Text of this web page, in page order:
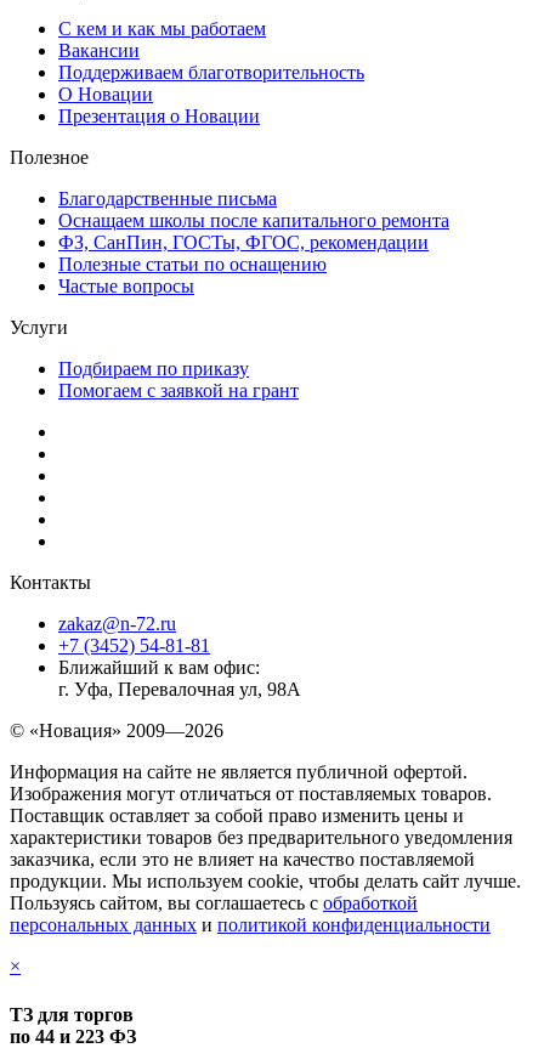
С кем и как мы работаем
Вакансии
Поддерживаем благотворительность
О Новации
Презентация о Новации
Полезное
Благодарственные письма
Оснащаем школы после капитального ремонта
ФЗ, СанПин, ГОСТы, ФГОС, рекомендации
Полезные статьи по оснащению
Частые вопросы
Услуги
Подбираем по приказу
Помогаем с заявкой на грант
Контакты
zakaz@n-72.ru
+7 (3452) 54-81-81
Ближайший к вам офис:
г. Уфа, Перевалочная ул, 98А
© «Новация» 2009—2026
Информация на сайте не является публичной офертой.
Изображения могут отличаться от поставляемых товаров.
Поставщик оставляет за собой право изменить цены и
характеристики товаров без предварительного уведомления
заказчика, если это не влияет на качество поставляемой
продукции. Мы используем cookie, чтобы делать сайт лучше.
Пользуясь сайтом, вы соглашаетесь с обработкой
персональных данных и политикой конфиденциальности
×
ТЗ для торгов
по 44 и 223 ФЗ